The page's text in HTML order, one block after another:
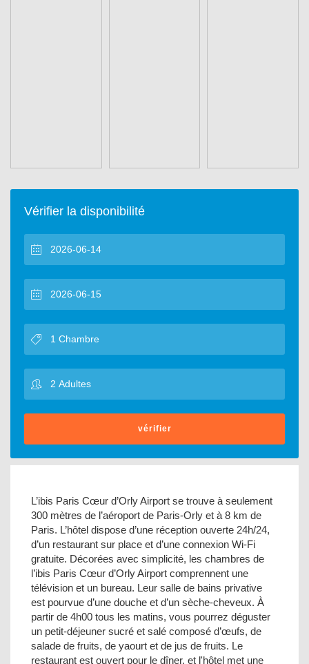
Vérifier la disponibilité
vérifier
L’ibis Paris Cœur d’Orly Airport se trouve à seulement
300 mètres de l’aéroport de Paris-Orly et à 8 km de
Paris. L’hôtel dispose d’une réception ouverte 24h/24,
d’un restaurant sur place et d’une connexion Wi-Fi
gratuite. Décorées avec simplicité, les chambres de
l’ibis Paris Cœur d’Orly Airport comprennent une
télévision et un bureau. Leur salle de bains privative
est pourvue d’une douche et d’un sèche-cheveux. À
partir de 4h00 tous les matins, vous pourrez déguster
un petit-déjeuner sucré et salé composé d’œufs, de
salade de fruits, de yaourt et de jus de fruits. Le
restaurant est ouvert pour le dîner, et l'hôtel met une